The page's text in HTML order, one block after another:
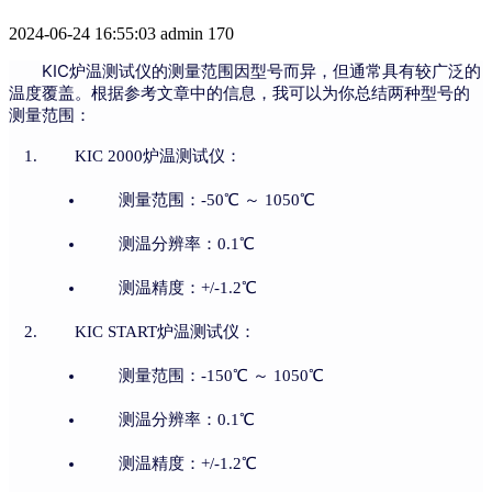
2024-06-24 16:55:03 admin 170
KIC炉温测试仪的测量范围因型号而异，但通常具有较广泛的
温度覆盖。根据参考文章中的信息，我可以为你总结两种型号的
测量范围：
KIC 2000炉温测试仪：
测量范围：-50℃ ～ 1050℃
测温分辨率：0.1℃
测温精度：+/-1.2℃
KIC START炉温测试仪：
测量范围：-150℃ ～ 1050℃
测温分辨率：0.1℃
测温精度：+/-1.2℃